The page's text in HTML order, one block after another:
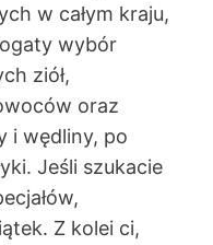
w całym kraju,
wybór
ziół,
oraz
i wędliny, po
Jeśli szukacie
Z kolei ci,